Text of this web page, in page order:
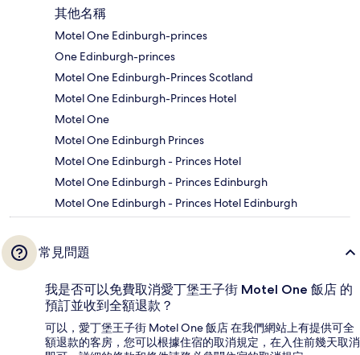
其他名稱
Motel One Edinburgh-princes
One Edinburgh-princes
Motel One Edinburgh-Princes Scotland
Motel One Edinburgh-Princes Hotel
Motel One
Motel One Edinburgh Princes
Motel One Edinburgh - Princes Hotel
Motel One Edinburgh - Princes Edinburgh
Motel One Edinburgh - Princes Hotel Edinburgh
常見問題
我是否可以免費取消愛丁堡王子街 Motel One 飯店 的
預訂並收到全額退款？
可以，愛丁堡王子街 Motel One 飯店 在我們網站上有提供可全
額退款的客房，您可以根據住宿的取消規定，在入住前幾天取消